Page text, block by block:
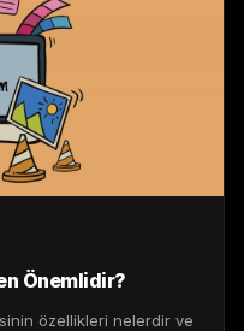
Önemlidir?
özellikleri nelerdir ve